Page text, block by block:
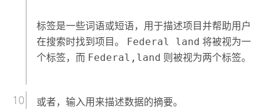
标签是一些词语或短语，用于描述项目并帮助用户
在搜索时找到项目。
Federal land 将被视为一
个标签，而 Federal,land 则被视为两个标签。
或者，输入用来描述数据的摘要。